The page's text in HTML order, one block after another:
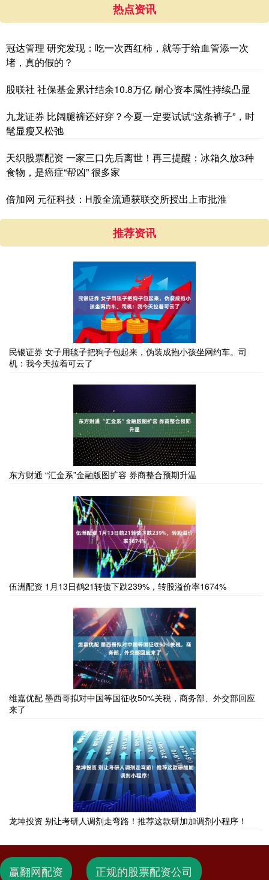
热点资讯
冠达管理 研究发现：吃一次西红柿，就等于给血管添一次
堵，真的假的？
股联社 社保基金累计结余10.8万亿 耐心资本属性持续凸显
九龙证券 比阔腿裤还好穿？今夏一定要试试“这条裤子”，时
髦显瘦又松弛
天织股票配资 一家三口先后离世！再三提醒：冰箱久放3种
食物，是癌症“帮凶” 很多家
倍加网 元征科技：H股全流通获联交所授出上市批淮
推荐资讯
民银证券 女子用毯子把狗子包起来，伪装成抱小孩坐网约车。司
机：我今天拉着可云了
东方财通 “汇金系”金融版图扩容 券商整合预期升温
伍洲配资 1月13日鹤21转债下跌239%，转股溢价率1674%
维嘉优配 墨西哥拟对中国等国征收50%关税，商务部、外交部回应
来了
龙坤投资 别让考研人调剂走弯路！推荐这款研加加调剂小程序！
赢翻网配资 正规的股票配资公司